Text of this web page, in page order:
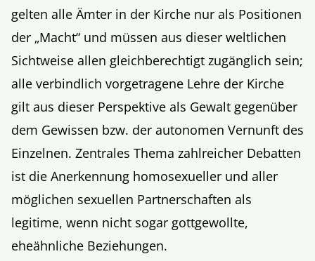
gelten alle Ämter in der Kirche nur als Positionen
der „Macht“ und müssen aus dieser weltlichen
Sichtweise allen gleichberechtigt zugänglich sein;
alle verbindlich vorgetragene Lehre der Kirche
gilt aus dieser Perspektive als Gewalt gegenüber
dem Gewissen bzw. der autonomen Vernunft des
Einzelnen. Zentrales Thema zahlreicher Debatten
ist die Anerkennung homosexueller und aller
möglichen sexuellen Partnerschaften als
legitime, wenn nicht sogar gottgewollte,
eheähnliche Beziehungen.